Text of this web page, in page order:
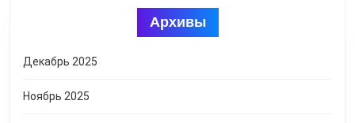
Архивы
Декабрь 2025
Ноябрь 2025